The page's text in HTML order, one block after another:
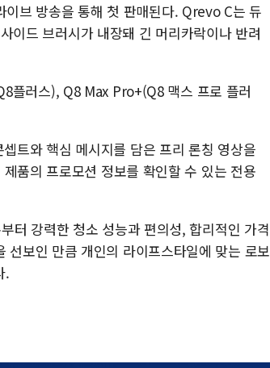
브 방송을 통해 첫 판매된다. Qrevo C는 듀
드 브러시가 내장돼 긴 머리카락이나 반려
플러스), Q8 Max Pro+(Q8 맥스 프로 플러
트와 핵심 메시지를 담은 프리 론칭 영상을
품의 프로모션 정보를 확인할 수 있는 전용
터 강력한 청소 성능과 편의성, 합리적인 가격
보인 만큼 개인의 라이프스타일에 맞는 로보
.